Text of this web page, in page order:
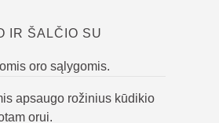
IR ŠALČIO SU
oro sąlygomis.
apsaugo rožinius kūdikio
orui.